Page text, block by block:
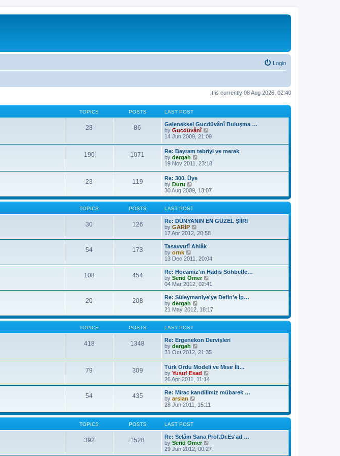
Login
It is currently 08 Aug 2026, 02:40
TOPICS POSTS LAST POST
28 86
Geleneksel Gucdüvânî Buluşma …
by Gucdüvânî
i
w
t
h
e
l
e
s
t
o
s
14 Jun 2009, 21:09
190 1071
Re: Bayram tebriyi ve merak
by dergah
i
h
e
l
e
s
t
p
o
s
19 Nov 2011, 23:18
23 119
Re: 300. Üye
by Duru
i
e
w
t
h
e
l
a
t
e
t
s
t
30 Aug 2009, 13:07
TOPICS POSTS LAST POST
30 126
Re: DÜNYANIN EN GÜZEL ŞİİRİ
by GARİP
i
e
w
h
a
t
e
t
p
o
s
17 Apr 2012, 20:58
54 173
Tasavvufî Ahlâk
by ornk
i
e
w
t
h
a
t
e
s
t
p
o
s
t
13 Dec 2011, 20:04
108 454
Re: Hocamız'ın Hadis Sohbetle…
by Serid Ömer
i
e
w
t
h
l
t
e
t
o
s
04 Mar 2012, 02:41
20 208
Re: Süleymaniye'ye Defin'e İp…
by dergah
e
w
h
e
a
s
t
p
o
s
21 May 2012, 18:17
TOPICS POSTS LAST POST
418 1348
Re: Ergenekon Dervişleri
by dergah
i
t
h
e
l
a
e
s
t
o
s
t
31 Oct 2012, 21:35
79 309
Türk Ordu Modeli ve Mısır İli…
by Yusuf Esad
i
e
w
h
l
e
s
t
p
26 Apr 2011, 11:14
54 435
Re: Mirac kandilimiz mübarek …
by arslan
w
e
l
a
t
28 Jun 2011, 15:11
TOPICS POSTS LAST POST
392 1528
Re: Selâm Sana Prof.Dr.Es'ad …
by Serid Ömer
i
e
29 Jun 2012, 00:27